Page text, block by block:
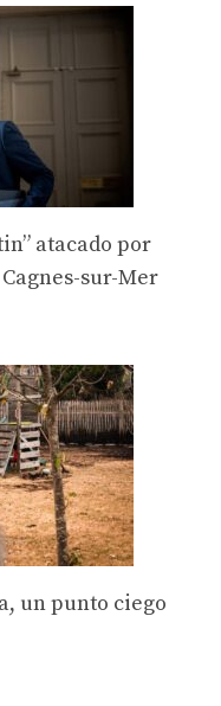
atacado por
sur-Mer
un punto ciego